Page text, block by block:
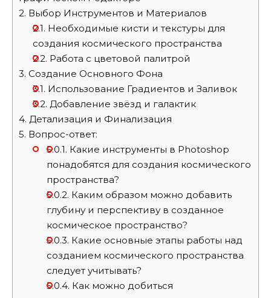
2. Выбор Инструментов и Материалов
2.1. Необходимые кисти и текстуры для
создания космического пространства
2.2. Работа с цветовой палитрой
3. Создание Основного Фона
3.1. Использование Градиентов и Заливок
3.2. Добавление звёзд и галактик
4. Детализация и Финализация
5. Вопрос-ответ:
5.0.1. Какие инструменты в Photoshop
понадобятся для создания космического
пространства?
5.0.2. Каким образом можно добавить
глубину и перспективу в созданное
космическое пространство?
5.0.3. Какие основные этапы работы над
созданием космического пространства
следует учитывать?
5.0.4. Как можно добиться